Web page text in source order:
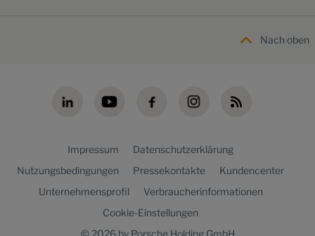
Nach oben
Impressum
Datenschutzerklärung
Nutzungsbedingungen
Pressekontakte
Kundencenter
Unternehmensprofil
Verbraucherinformationen
Cookie-Einstellungen